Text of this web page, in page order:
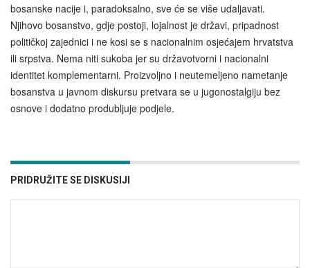
bosanske nacije i, paradoksalno, sve će se više udaljavati.
Njihovo bosanstvo, gdje postoji, lojalnost je državi, pripadnost
političkoj zajednici i ne kosi se s nacionalnim osjećajem hrvatstva
ili srpstva. Nema niti sukoba jer su državotvorni i nacionalni
identitet komplementarni. Proizvoljno i neutemeljeno nametanje
bosanstva u javnom diskursu pretvara se u jugonostalgiju bez
osnove i dodatno produbljuje podjele.
PRIDRUŽITE SE DISKUSIJI